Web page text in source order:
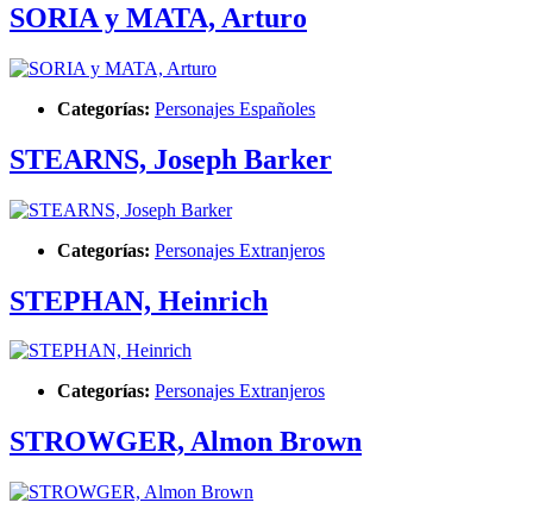
SORIA y MATA, Arturo
Categorías: Personajes Españoles
STEARNS, Joseph Barker
Categorías: Personajes Extranjeros
STEPHAN, Heinrich
Categorías: Personajes Extranjeros
STROWGER, Almon Brown